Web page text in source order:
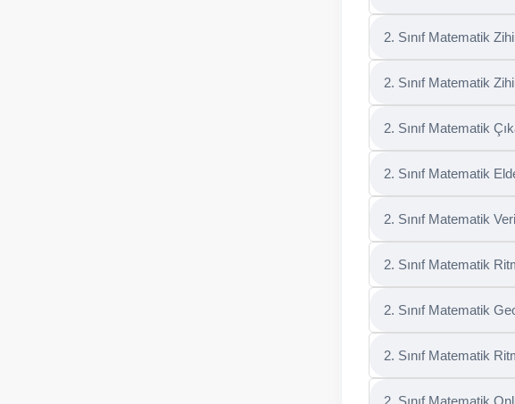
2. Sınıf Matematik
2. Sınıf Matematik
2. Sınıf Matematik
2. Sınıf Matematik
2. Sınıf Matematik
2. Sınıf Matematik
2. Sınıf Matematik
2. Sınıf Matematik
2. Sınıf Matematik